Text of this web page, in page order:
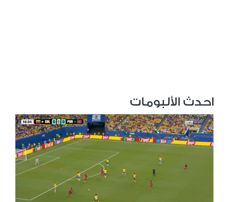
احدث الألبومات